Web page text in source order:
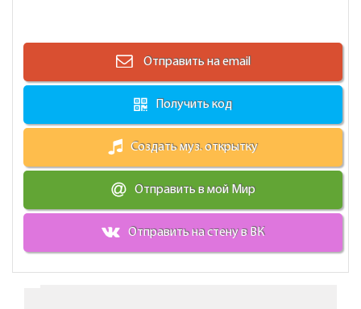
Отправить на email
Получить код
Создать муз. открытку
Отправить в мой Мир
Отправить на стену в ВК